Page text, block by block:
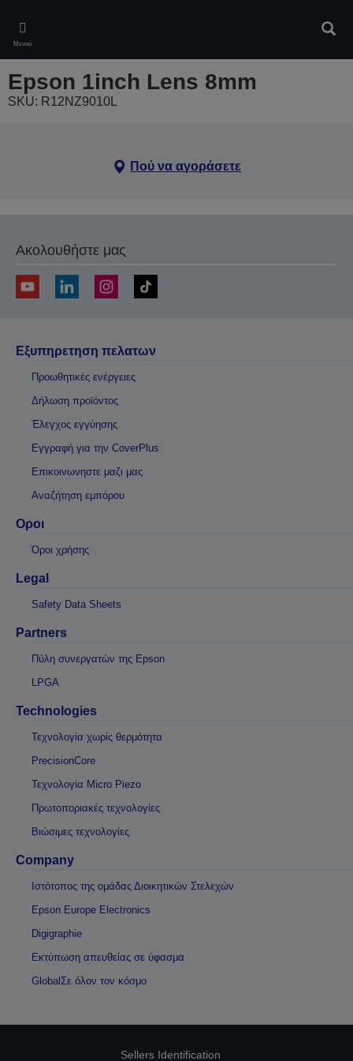
main
content
Μενού
Epson 1inch Lens 8mm
SKU: R12NZ9010L
Πού να αγοράσετε
Ακολουθήστε μας
Εξυπηρετηση πελατων
Προωθητικές ενέργειες
Δήλωση προϊόντος
Έλεγχος εγγύησης
Εγγραφή για την CoverPlus
Επικοινωνηστε μαζι μας
Αναζήτηση εμπόρου
Οροι
Όροι χρήσης
Legal
Safety Data Sheets
Partners
Πύλη συνεργατών της Epson
LPGA
Technologies
Τεχνολογία χωρίς θερμότητα
PrecisionCore
Τεχνολογία Micro Piezo
Πρωτοποριακές τεχνολογίες
Βιώσιμες τεχνολογίες
Company
Ιστότοπος της ομάδας Διοικητικών Στελεχών
Epson Europe Electronics
Digigraphie
Εκτύπωση απευθείας σε ύφασμα
GlobalΣε όλον τον κόσμο
Sellers Identification